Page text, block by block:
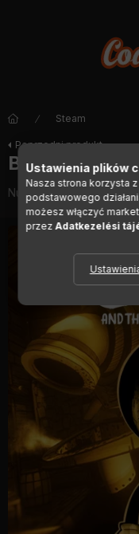
Steam
Poprzedni produkt
Bendy and
Numer artykułu:
Ustawienia plików
Nasza strona korzysta
podstawowego
możesz włączyć
przezAdatkezelési